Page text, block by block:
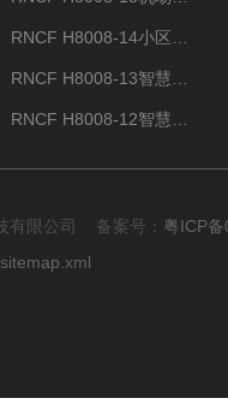
有限公司 备案号： 粤ICP
sitemap.xml